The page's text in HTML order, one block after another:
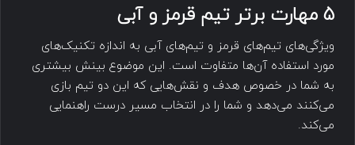
5 مهارت برتر تیم قرمز و آبی
ویژگی‌های تیم‌های قرمز و تیم‌های آبی به اندازه تکنیک‌های
مورد استفاده آن‌ها متفاوت است. این موضوع بینش بیشتری
به شما در خصوص هدف و نقش‌هایی که این دو تیم بازی
می‌کنند می‌دهد و شما را در انتخاب مسیر درست راهنمایی
می‌کند.